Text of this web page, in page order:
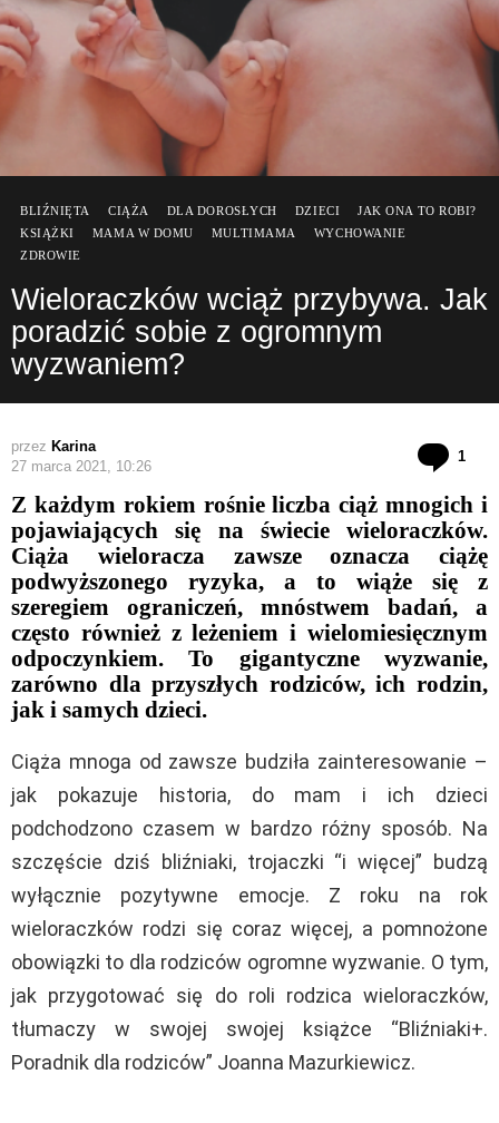
BLIŹNIĘTA CIĄŻA DLA DOROSŁYCH DZIECI
JAK ONA TO ROBI?
KSIĄŻKI
MAMA W DOMU MULTIMAMA
WYCHOWANIE
ZDROWIE
Wieloraczków wciąż przybywa. Jak
poradzić sobie z ogromnym
wyzwaniem?
przez Karina
27 marca 2021, 10:26
1
Z każdym rokiem rośnie liczba ciąż mnogich i
pojawiających się na świecie wieloraczków.
Ciąża wieloracza zawsze oznacza ciążę
podwyższonego ryzyka, a to wiąże się z
szeregiem ograniczeń, mnóstwem badań, a
często również z leżeniem i wielomiesięcznym
odpoczynkiem. To gigantyczne wyzwanie,
zarówno dla przyszłych rodziców, ich rodzin,
jak i samych dzieci.
Ciąża mnoga od zawsze budziła zainteresowanie –
jak pokazuje historia, do mam i ich dzieci
podchodzono czasem w bardzo różny sposób. Na
szczęście dziś bliźniaki, trojaczki “i więcej” budzą
wyłącznie pozytywne emocje. Z roku na rok
wieloraczków rodzi się coraz więcej, a pomnożone
obowiązki to dla rodziców ogromne wyzwanie. O tym,
jak przygotować się do roli rodzica wieloraczków,
tłumaczy w swojej swojej książce “Bliźniaki+.
Poradnik dla rodziców” Joanna Mazurkiewicz.